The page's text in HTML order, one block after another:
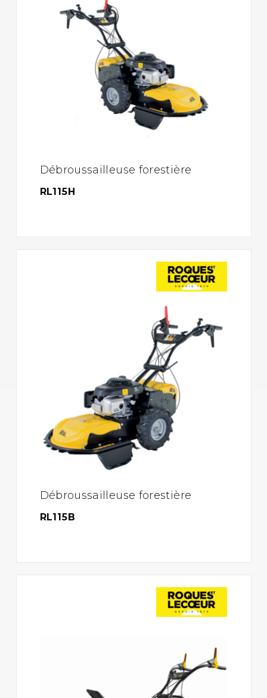
Débroussailleuse forestière
RL115H
Débroussailleuse forestière
RL115B